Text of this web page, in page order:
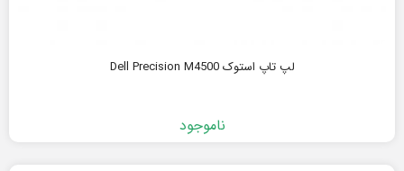
لپ تاپ استوک Dell Precision M4500
ناموجود